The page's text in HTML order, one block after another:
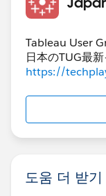
Tableau User
日本のTUG最
https://
도움 더 받기